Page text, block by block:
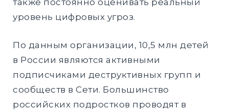
также постоянно оценивать реальный
уровень цифровых угроз.
По данным организации, 10,5 млн детей
в России являются активными
подписчиками деструктивных групп и
сообществ в Сети. Большинство
российских подростков проводят в